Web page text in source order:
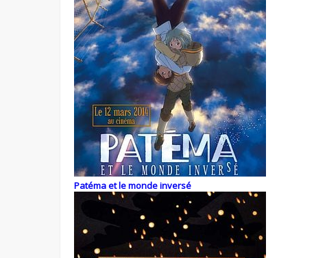
Patéma et le monde inversé